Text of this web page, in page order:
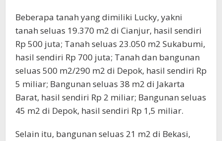
Beberapa tanah yang dimiliki Lucky, yakni
tanah seluas 19.370 m2 di Cianjur, hasil sendiri
Rp 500 juta; Tanah seluas 23.050 m2 Sukabumi,
hasil sendiri Rp 700 juta; Tanah dan bangunan
seluas 500 m2/290 m2 di Depok, hasil sendiri Rp
5 miliar; Bangunan seluas 38 m2 di Jakarta
Barat, hasil sendiri Rp 2 miliar; Bangunan seluas
45 m2 di Depok, hasil sendiri Rp 1,5 miliar.
Selain itu, bangunan seluas 21 m2 di Bekasi,